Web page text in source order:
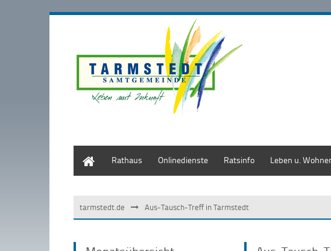
Rathaus Onlinedienste Ratsinfo Leben u.
tarmstedt.de Aus-Tausch-Treff in Tarmstedt